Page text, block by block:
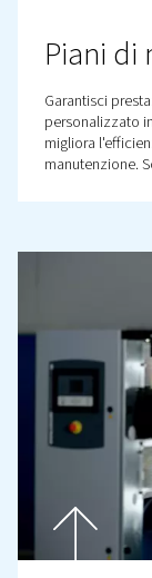
I tubi in
lavoro fai
di
Il sistema
significa
utenze di